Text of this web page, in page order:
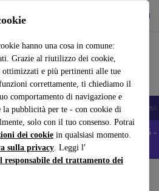
hanno una cosa in comune:
Grazie al riutilizzo dei cookie,
e più pertinenti alle tue
correttamente, ti chiediamo il
comportamento di navigazione e
la pubblicità per te - con cookie di
solo con il tuo consenso. Potrai
dei cookie in qualsiasi momento.
sulla privacy. Leggi l'
responsabile del trattamento dei
semplice
Portatili Tablet Smartwatch
Android - Codice: ANDROID5 -